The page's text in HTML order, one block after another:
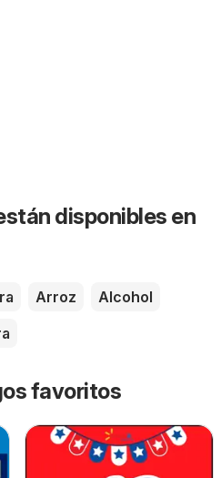
disponibles en
Arroz
Alcohol
favoritos